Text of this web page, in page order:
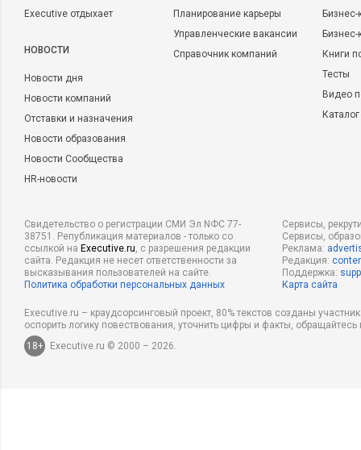
Executive отдыхает
НОВОСТИ
Новости дня
Новости компаний
Отставки и назначения
Новости образования
Новости Сообщества
HR-новости
Планирование карьеры
Управленческие вакансии
Справочник компаний
Бизнес-
Книги
Тесты
Видео
Свидетельство о регистрации СМИ Эл NФС 77-
38751. Републикация материалов - только со
ссылкой на Executive.ru, с разрешения редакции
сайта. Редакция не несет ответственности за
высказывания пользователей на сайте.
Политика обработки персональных данных
Сервисы,
Сервисы,
Реклама:
Редакция:
Поддержка:
Карта сайта
Executive.ru – краудсорсинговый проект, 80% текстов созданы
оспорить логику повествования, уточнить цифры и факты,
18+
Executive.ru © 2000 – 2026.